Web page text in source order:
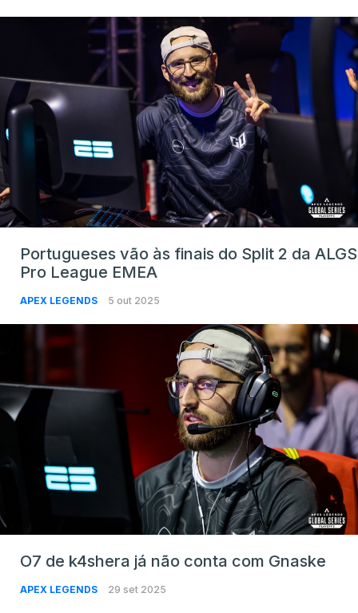
Portugueses vão às finais do Split 2 da ALGS
Pro League EMEA
APEX LEGENDS 5 out 2025
O7 de k4shera já não conta com Gnaske
APEX LEGENDS 29 set 2025